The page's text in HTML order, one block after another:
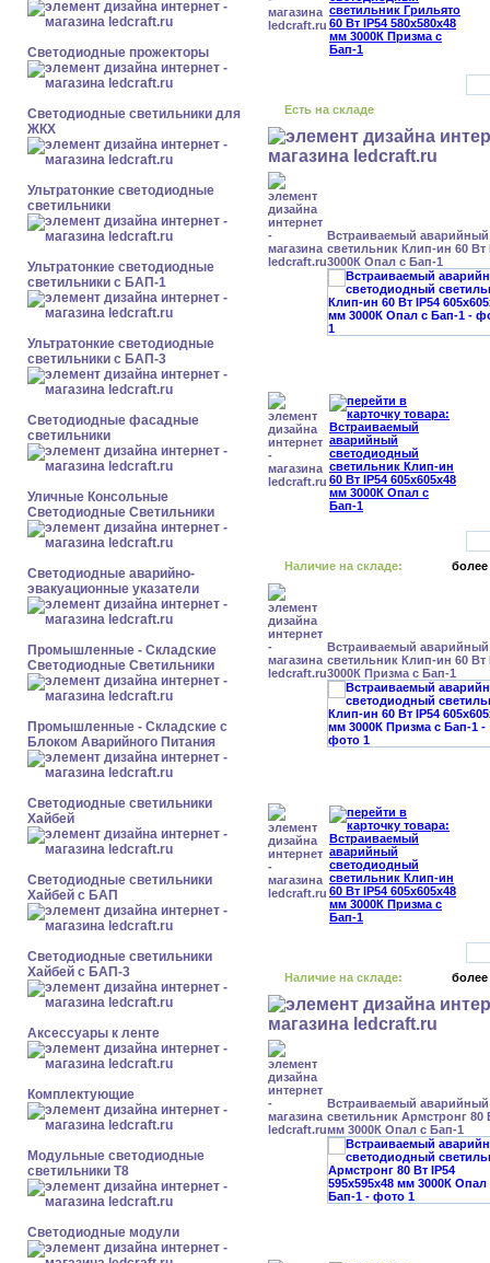
Светодиодные прожекторы
Светодиодные светильники для
ЖКХ
Ультратонкие светодиодные
светильники
Ультратонкие светодиодные
светильники с БАП-1
Ультратонкие светодиодные
светильники с БАП-3
Светодиодные фасадные
светильники
Уличные Консольные
Светодиодные Светильники
Светодиодные аварийно-
эвакуационные указатели
Промышленные - Складские
Светодиодные Светильники
Промышленные - Складские с
Блоком Аварийного Питания
Светодиодные светильники
Хайбей
Светодиодные светильники
Хайбей с БАП
Светодиодные светильники
Хайбей с БАП-3
Аксессуары к ленте
Комплектующие
Модульные светодиодные
светильники Т8
Светодиодные модули
Есть на складе
Встраиваемый
светильник Клип-ин 60 Вт
3000К Опал с Бап-1
Наличие на складе: более
Встраиваемый
светильник Клип-ин 60 Вт
3000К Призма с Бап-1
Наличие на складе: более
Встраиваемый
светильник Армстронг 80
мм 3000К Опал с Бап-1